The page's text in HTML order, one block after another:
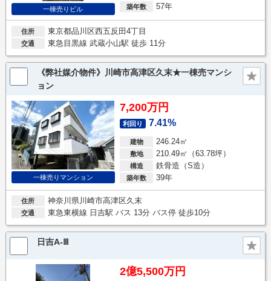
一棟売りビル 築年数 57年
住所 東京都品川区西五反田4丁目
交通 東急目黒線 武蔵小山駅 徒歩 11分
《弊社媒介物件》川崎市高津区久末★一棟売マンシ
ョン
一棟売りマンション
7,200万円
利回り 7.41%
建物 246.24㎡
敷地 210.49㎡（63.78坪）
構造 鉄骨造（S造）
築年数 39年
住所 神奈川県川崎市高津区久末
交通 東急東横線 日吉駅 バス 13分 バス停 徒歩10分
日吉A-Ⅲ
2億5,500万円